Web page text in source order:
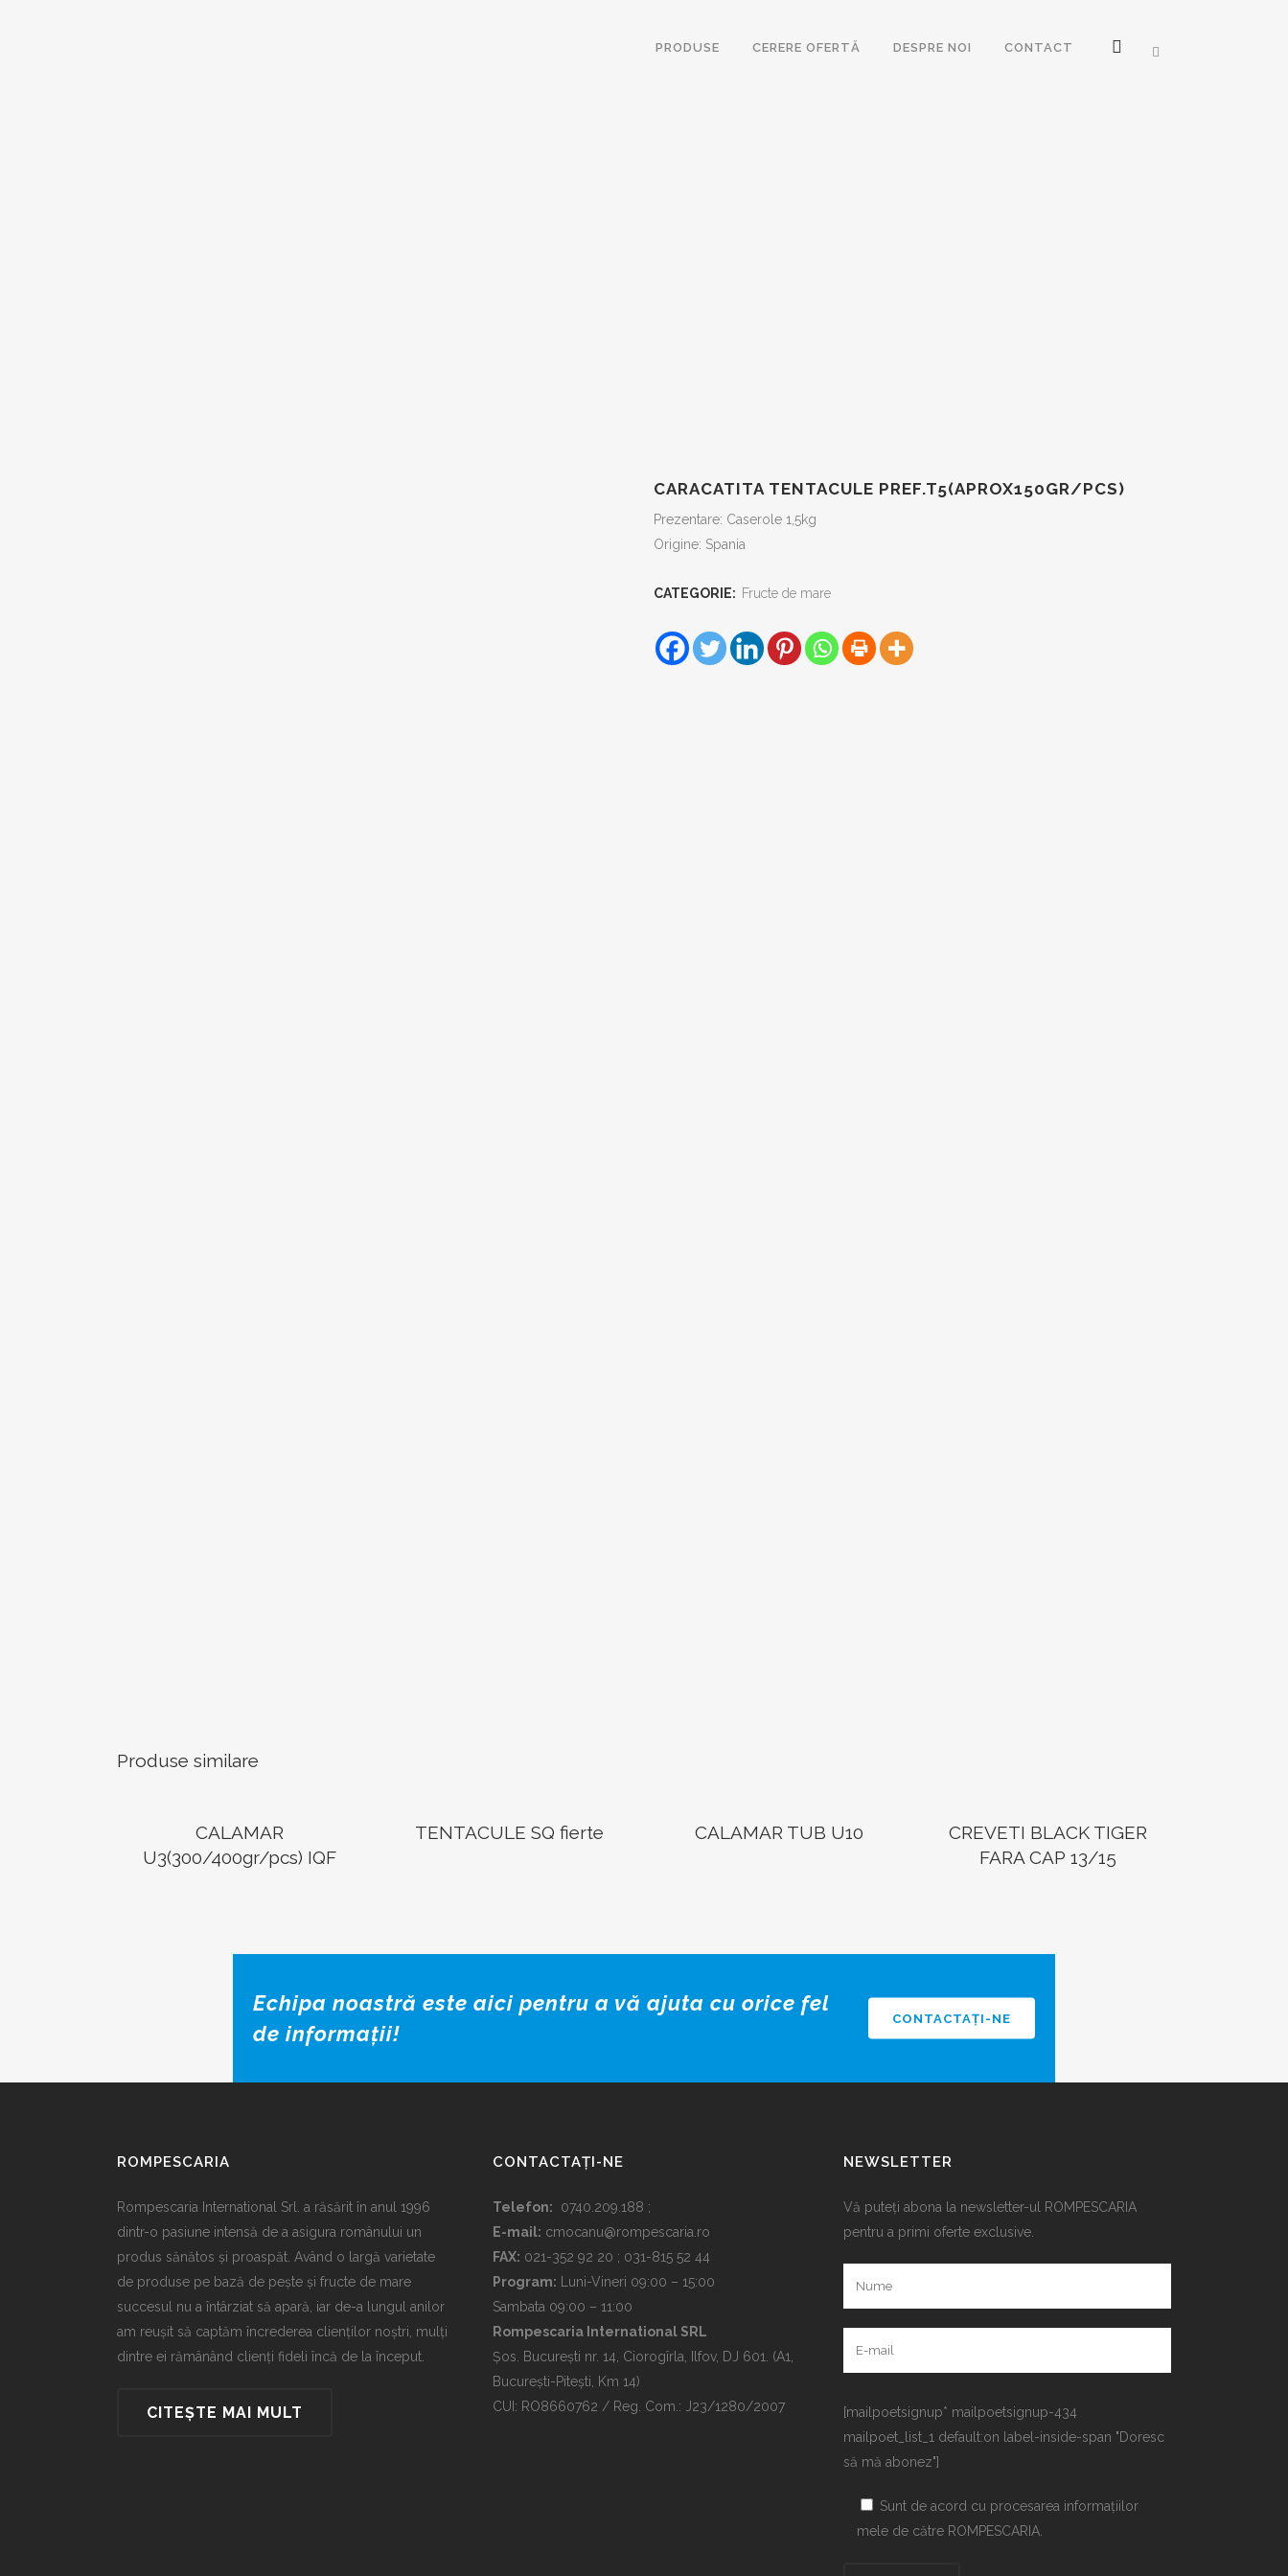
PRODUSE CERERE OFERTĂ DESPRE NOI CONTACT
CARACATITA TENTACULE PREF.T5(APROX150GR/PCS)
Prezentare: Caserole 1,5kg
Origine: Spania
CATEGORIE: Fructe de mare
Produse similare
CALAMAR
U3(300/400gr/pcs) IQF
TENTACULE SQ fierte CALAMAR TUB U10
CREVETI BLACK TIGER
FARA CAP 13/15
Echipa noastră este aici pentru a vă ajuta cu orice fel
de informații!
CONTACTAȚI-NE
ROMPESCARIA
Rompescaria International Srl. a răsărit în anul 1996
dintr-o pasiune intensă de a asigura românului un
produs sănătos și proaspăt. Având o largă varietate
de produse pe bază de pește și fructe de mare
succesul nu a întârziat să apară, iar de-a lungul anilor
am reușit să captăm încrederea clienților noștri, mulți
dintre ei rămânând clienți fideli încă de la început.
CITEȘTE MAI MULT
CONTACTAȚI-NE
Telefon: 0740.209.188 ;
E-mail: cmocanu@rompescaria.ro
FAX: 021-352 92 20 ; 031-815 52 44
Program: Luni-Vineri 09:00 – 15:00
Sambata 09:00 – 11:00
Rompescaria International SRL
Șos. București nr. 14, Ciorogîrla, Ilfov, DJ 601. (A1,
București-Pitești, Km 14)
CUI: RO8660762 / Reg. Com.: J23/1280/2007
NEWSLETTER
Vă puteți abona la newsletter-ul ROMPESCARIA
pentru a primi oferte exclusive.
[mailpoetsignup* mailpoetsignup-434
mailpoet_list_1 default:on label-inside-span "Doresc
să mă abonez"]
Sunt de acord cu procesarea informațiilor
mele de către ROMPESCARIA.